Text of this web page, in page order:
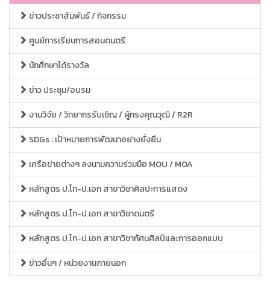
ข่าวประชาสัมพันธ์ / กิจกรรม
ศูนย์การเรียนการสอนดนตรี
นักศึกษาได้รางวัล
ข่าว ประชุม/อบรม
งานวิจัย / วิทยากรรับเชิญ / ผู้ทรงคุณวุฒิ / R2R
SDGs : เป้าหมายการพัฒนาอย่างยั่งยืน
เครือข่ายต่างๆ ลงนามความร่วมมือ MOU / MOA
หลักสูตร ป.โท-ป.เอก สาขาวิชาศิลปะการแสดง
หลักสูตร ป.โท-ป.เอก สาขาวิชาดนตรี
หลักสูตร ป.โท-ป.เอก สาขาวิชาทัศนศิลป์และการออกแบบ
ข่าวอื่นๆ / หน่วยงานภายนอก